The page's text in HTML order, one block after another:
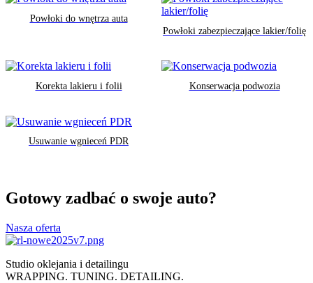
Powłoki do wnętrza auta
Powłoki zabezpieczające lakier/folię
Korekta lakieru i folii Konserwacja podwozia
Usuwanie wgnieceń PDR
Gotowy zadbać o swoje auto?
Nasza oferta
Studio oklejania i detailingu
WRAPPING. TUNING. DETAILING.